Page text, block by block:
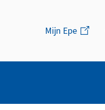
Mijn Epe(link
extern)